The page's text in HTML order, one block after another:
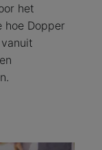
het
hoe Dopper